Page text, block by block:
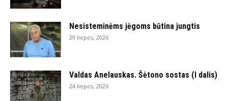
Nesisteminėms jėgoms būtina jungtis
29 liepos, 2026
Valdas Anelauskas. Šėtono sostas (I dalis)
24 liepos, 2026